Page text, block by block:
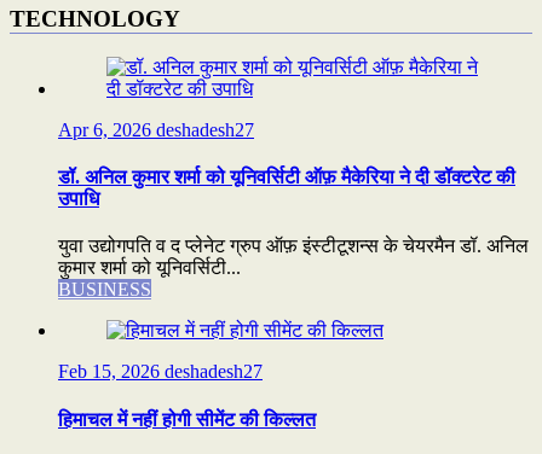
TECHNOLOGY
Apr 6, 2026 deshadesh27
डॉ. अनिल कुमार शर्मा को यूनिवर्सिटी ऑफ़ मैकेरिया ने दी डॉक्टरेट की
उपाधि
युवा उद्योगपति व द प्लेनेट ग्रुप ऑफ़ इंस्टीटूशन्स के चेयरमैन डॉ. अनिल
कुमार शर्मा को यूनिवर्सिटी...
BUSINESS
Feb 15, 2026 deshadesh27
हिमाचल में नहीं होगी सीमेंट की किल्लत